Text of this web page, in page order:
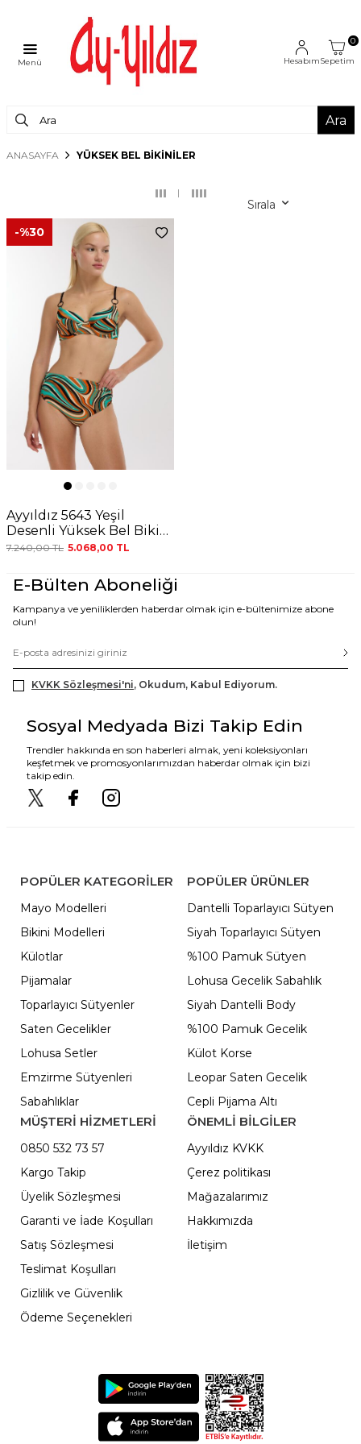
Menü Hesabım
0
Sepetim
Ara
ANASAYFA YÜKSEK BEL BIKINILER
Sırala
-%30
Ayyıldız 5643 Yeşil
Desenli Yüksek Bel Bikini
Takımı
7.240,00TL 5.068,00 TL
E-Bülten Aboneliği
Kampanya ve yeniliklerden haberdar olmak için e-bültenimize abone
olun!
KVKK Sözleşmesi'ni, Okudum, Kabul Ediyorum.
Sosyal Medyada Bizi Takip Edin
Trendler hakkında en son haberleri almak, yeni koleksiyonları
keşfetmek ve promosyonlarımızdan haberdar olmak için bizi
takip edin.
POPÜLER KATEGORILER
Mayo Modelleri
Bikini Modelleri
Külotlar
Pijamalar
Toparlayıcı Sütyenler
Saten Gecelikler
Lohusa Setler
Emzirme Sütyenleri
Sabahlıklar
POPÜLER ÜRÜNLER
Dantelli Toparlayıcı Sütyen
Siyah Toparlayıcı Sütyen
%100 Pamuk Sütyen
Lohusa Gecelik Sabahlık
Siyah Dantelli Body
%100 Pamuk Gecelik
Külot Korse
Leopar Saten Gecelik
Cepli Pijama Altı
MÜŞTERİ HİZMETLERİ
0850 532 73 57
Kargo Takip
Üyelik Sözleşmesi
Garanti ve İade Koşulları
Satış Sözleşmesi
Teslimat Koşulları
Gizlilik ve Güvenlik
Ödeme Seçenekleri
ÖNEMLI BILGILER
Ayyıldız KVKK
Çerez politikası
Mağazalarımız
Hakkımızda
İletişim